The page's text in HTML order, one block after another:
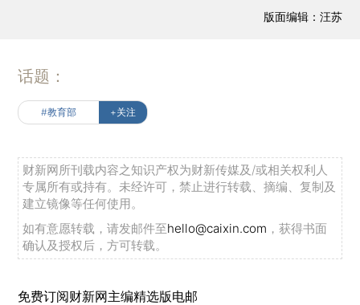
版面编辑：汪苏
话题：
#教育部 +关注
财新网所刊载内容之知识产权为财新传媒及/或相关权利人
专属所有或持有。未经许可，禁止进行转载、摘编、复制及
建立镜像等任何使用。
如有意愿转载，请发邮件至hello@caixin.com ，获得书面
确认及授权后，方可转载。
免费订阅财新网主编精选版电邮